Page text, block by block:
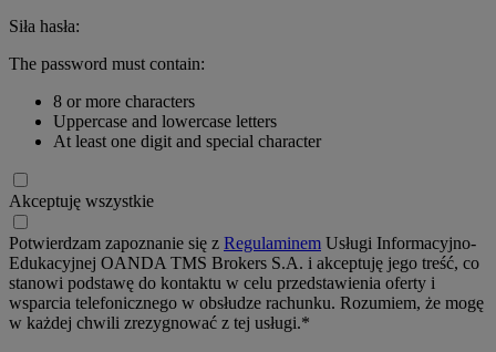
Siła hasła:
The password must contain:
8 or more characters
Uppercase and lowercase letters
At least one digit and special character
Akceptuję wszystkie
Potwierdzam zapoznanie się z Regulaminem Usługi Informacyjno-
Edukacyjnej OANDA TMS Brokers S.A. i akceptuję jego treść, co
stanowi podstawę do kontaktu w celu przedstawienia oferty i
wsparcia telefonicznego w obsłudze rachunku. Rozumiem, że mogę
w każdej chwili zrezygnować z tej usługi.*